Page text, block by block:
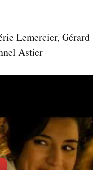
Lemercier, Gérard
Astier